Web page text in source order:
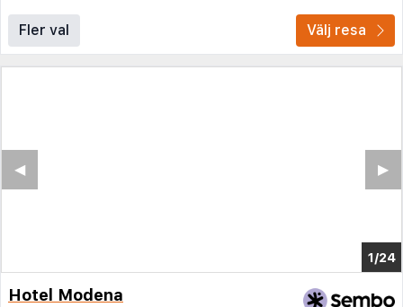
Fler val Välj resa
1/20
▶︎
◀︎
Hotel Modena